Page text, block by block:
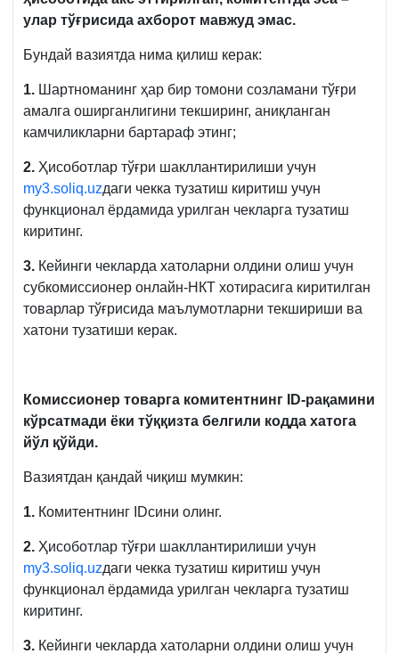
улар тўғрисида ахборот мавжуд эмас.
Бундай вазиятда нима қилиш керак:
1. Шартноманинг ҳар бир томони созламани тўғри
амалга оширганлигини текширинг, аниқланган
камчиликларни бартараф этинг;
2. Ҳисоботлар тўғри шакллантирилиши учун
my3.soliq.uzдаги чекка тузатиш киритиш учун
функционал ёрдамида урилган чекларга тузатиш
киритинг.
3. Кейинги чекларда хатоларни олдини олиш учун
субкомиссионер онлайн-НКТ хотирасига киритилган
товарлар тўғрисида маълумотларни текшириши ва
хатони тузатиши керак.
Комиссионер товарга комитентнинг
ID-рақамини
кўрсатмади ёки тўққизта белгили кодда хатога
йўл қўйди.
Вазиятдан қандай чиқиш мумкин:
1. Комитентнинг IDсини олинг.
2. Ҳисоботлар тўғри шакллантирилиши учун
my3.soliq.uzдаги чекка тузатиш киритиш учун
функционал ёрдамида урилган чекларга тузатиш
киритинг.
3. Кейинги чекларда хатоларни олдини олиш учун